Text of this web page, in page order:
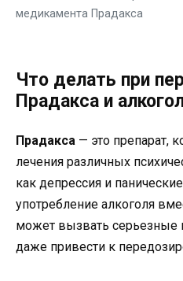
медикамента Прадакса
Что делать при
Прадакса и
Прадакса — это препарат,
лечения различных
как депрессия и
употребление алкоголя
может вызвать
даже привести к